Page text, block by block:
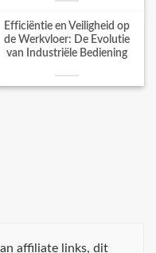
Efficiëntie en Veiligheid op
de Werkvloer: De Evolutie
van Industriële Bediening
affiliate links, dit